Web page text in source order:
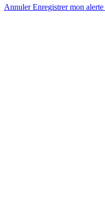
AnnulerEnregistrer mon alerte